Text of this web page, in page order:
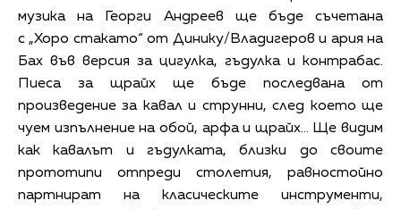
музика на Георги Андреев ще бъде съчетана
с „Хоро стакато“ от Динику/Владигеров и ария на
Бах във версия за цигулка, гъдулка и контрабас.
Пиеса за щрайх ще бъде последвана от
произведение за кавал и струнни, след което ще
чуем изпълнение на обой, арфа и щрайх… Ще видим
как кавалът и гъдулката, близки до своите
прототипи отпреди столетия, равностойно
партнират на класическите инструменти,